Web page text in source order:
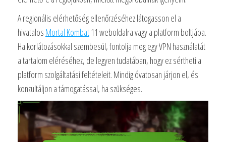
A regionális elérhetőség ellenőrzéséhez látogasson el a
hivatalos Mortal Kombat 11 weboldalra vagy a platform boltjába.
Ha korlátozásokkal szembesül, fontolja meg egy VPN használatát
a tartalom eléréséhez, de legyen tudatában, hogy ez sértheti a
platform szolgáltatási feltételeit. Mindig óvatosan járjon el, és
konzultáljon a támogatással, ha szükséges.